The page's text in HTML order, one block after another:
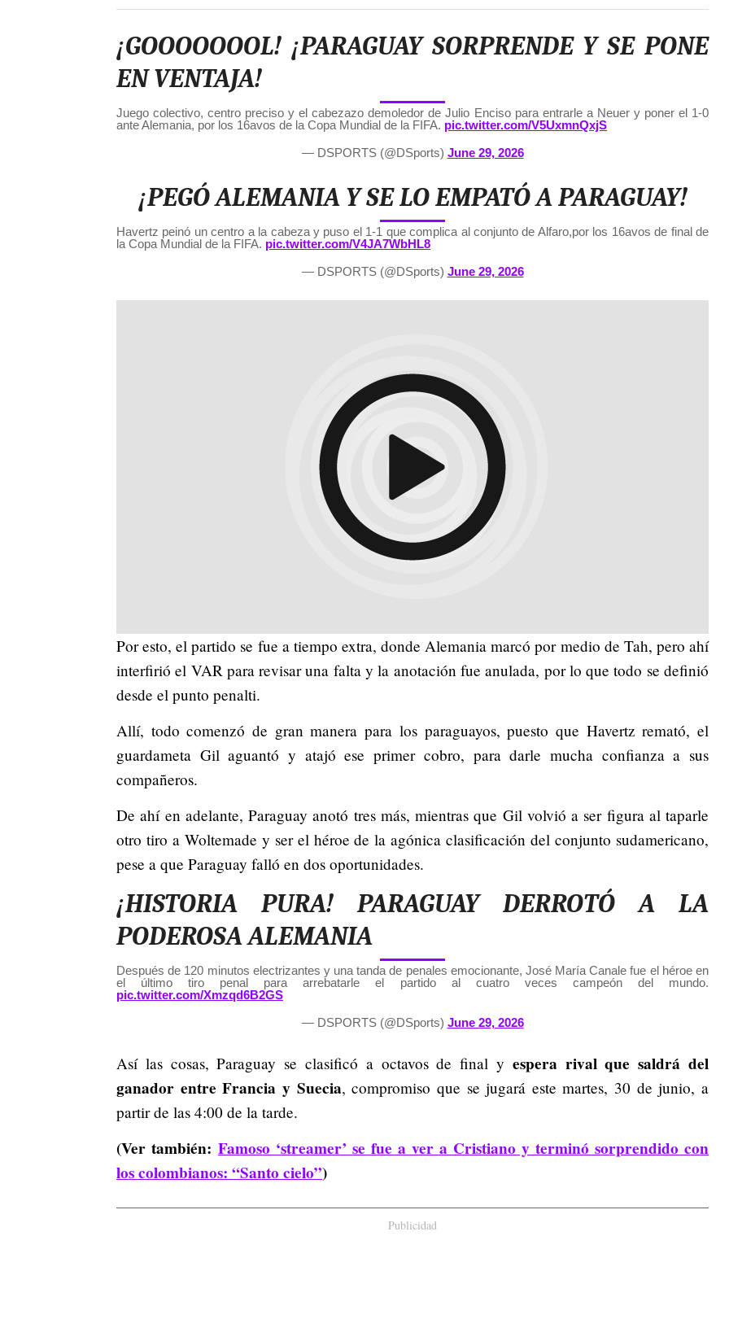
¡GOOOOOOOL! ¡PARAGUAY SORPRENDE Y SE PONE
EN VENTAJA!
Juego colectivo, centro preciso y el cabezazo demoledor de Julio Enciso para entrarle a Neuer y poner el 1-0
ante Alemania, por los 16avos de la Copa Mundial de la FIFA. pic.twitter.com/V5UxmnQxjS
— DSPORTS (@DSports) June 29, 2026
¡PEGÓ ALEMANIA Y SE LO EMPATÓ A PARAGUAY!
Havertz peinó un centro a la cabeza y puso el 1-1 que complica al conjunto de Alfaro,por los 16avos de final de
la Copa Mundial de la FIFA. pic.twitter.com/V4JA7WbHL8
— DSPORTS (@DSports) June 29, 2026
Por esto, el partido se fue a tiempo extra, donde Alemania marcó por medio de Tah, pero ahí
interfirió el VAR para revisar una falta y la anotación fue anulada, por lo que todo se definió
desde el punto penalti.
Allí, todo comenzó de gran manera para los paraguayos, puesto que Havertz remató, el
guardameta Gil aguantó y atajó ese primer cobro, para darle mucha confianza a sus
compañeros.
De ahí en adelante, Paraguay anotó tres más, mientras que Gil volvió a ser figura al taparle
otro tiro a Woltemade y ser el héroe de la agónica clasificación del conjunto sudamericano,
pese a que Paraguay falló en dos oportunidades.
¡HISTORIA PURA! PARAGUAY DERROTÓ A LA
PODEROSA ALEMANIA
Después de 120 minutos electrizantes y una tanda de penales emocionante, José María Canale fue el héroe en
el último tiro penal para arrebatarle el partido al cuatro veces campeón del mundo.
pic.twitter.com/Xmzqd6B2GS
— DSPORTS (@DSports) June 29, 2026
Así las cosas, Paraguay se clasificó a octavos de final y espera rival que saldrá del
ganador entre Francia y Suecia, compromiso que se jugará este martes, 30 de junio, a
partir de las 4:00 de la tarde.
(Ver también: Famoso ‘streamer’ se fue a ver a Cristiano y terminó sorprendido con
los colombianos: “Santo cielo”)
Publicidad